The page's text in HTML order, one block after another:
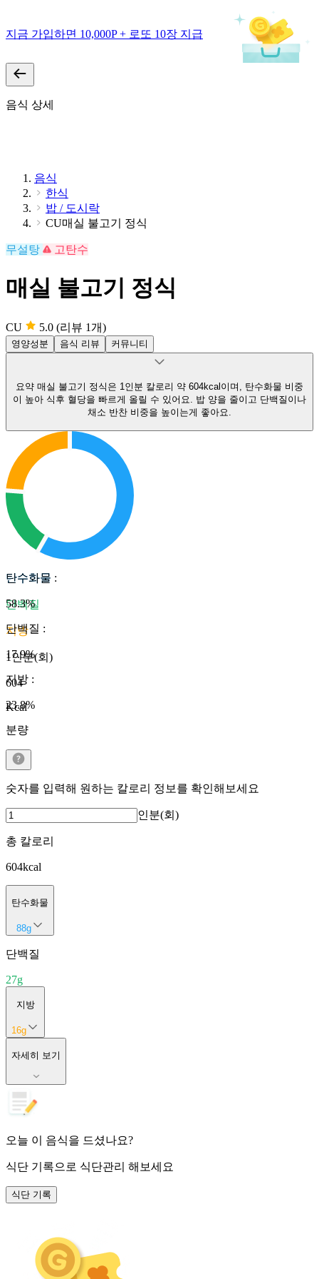
지금 가입하면 10,000P + 로또 10장 지급
음식 상세
음식
한식
밥 / 도시락
CU매실 불고기 정식
무설탕 고탄수
매실 불고기 정식
CU 5.0 (리뷰 1개)
영양성분 음식 리뷰 커뮤니티
요약 매실 불고기 정식은 1인분 칼로리 약 604kcal이며, 탄수화물 비중
이 높아 식후 혈당을 빠르게 올릴 수 있어요. 밥 양을 줄이고 단백질이나
채소 반찬 비중을 높이는게 좋아요.
탄수화물
단백질
지방
1인분(회)
604
Kcal
탄수화물 :
58.3%
단백질 :
17.9%
지방 :
23.8%
분량
숫자를 입력해 원하는 칼로리 정보를 확인해보세요
인분(회)
총 칼로리
604kcal
탄수화물
88g
단백질
27g
지방
16g
자세히 보기
오늘 이 음식을 드셨나요?
식단 기록으로 식단관리 해보세요
식단 기록